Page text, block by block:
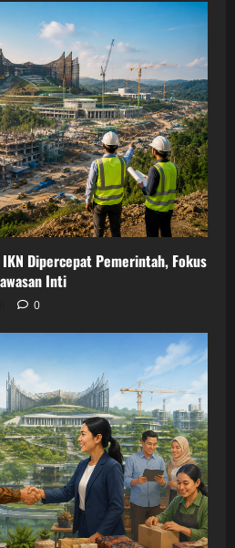
IKN Dipercepat Pemerintah, Fokus
Inti
0